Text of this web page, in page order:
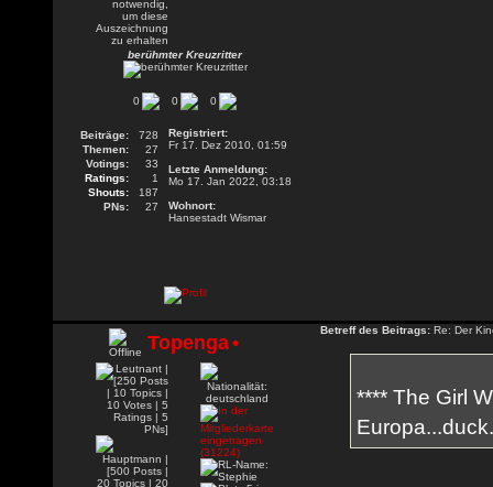
berühmter Kreuzritter
0 0 0
Beiträge:
728
Themen:
27
Votings:
33
Ratings:
1
Shouts:
187
PNs:
27
Registriert:
Fr 17. Dez 2010, 01:59
Letzte Anmeldung:
Mo 17. Jan 2022, 03:18
Wohnort:
Hansestadt Wismar
Topenga•
Betreff des Beitrags: Re: Der
**** The Girl